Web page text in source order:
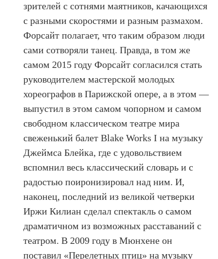
зрителей с сотнями маятников, качающихся
с разными скоростями и разным размахом.
Форсайт полагает, что таким образом люди
сами сотворяли танец. Правда, в том же
самом 2015 году Форсайт согласился стать
руководителем мастерской молодых
хореографов в Парижской опере, а в этом —
выпустил в этом самом чопорном и самом
свободном классическом театре мира
свеженький балет Blake Works I на музыку
Джеймса Блейка, где с удовольствием
вспомнил весь классический словарь и с
радостью поиронизировал над ним. И,
наконец, последний из великой четверки
Иржи Килиан сделал спектакль о самом
драматичном из возможных расставаний с
театром. В 2009 году в Мюнхене он
поставил «Перелетных птиц» на музыку